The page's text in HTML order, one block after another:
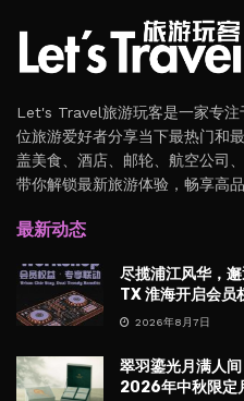
Let's Travel旅游玩客是一家专
位旅游爱好者分享当下最热门和
盖美食、酒店、邮轮、航空公司
带你解锁最新旅游体验，畅享高品
最新动态
尽揽浦江风华，
TX 淮海开启会员
2026年8月7日
翠羽鎏光月满人
2026年中秋限定